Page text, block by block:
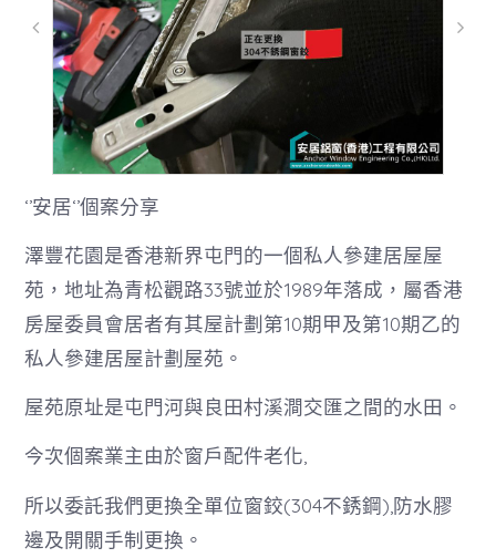
‘’安居‘’個案分享
澤豐花園是香港新界屯門的一個私人參建居屋屋
苑，地址為青松觀路33號並於1989年落成，屬香港
房屋委員會居者有其屋計劃第10期甲及第10期乙的
私人參建居屋計劃屋苑。
屋苑原址是屯門河與良田村溪澗交匯之間的水田。
今次個案業主由於窗戶配件老化,
所以委託我們更換全單位窗鉸(304不銹鋼),防水膠
邊及開關手制更換。